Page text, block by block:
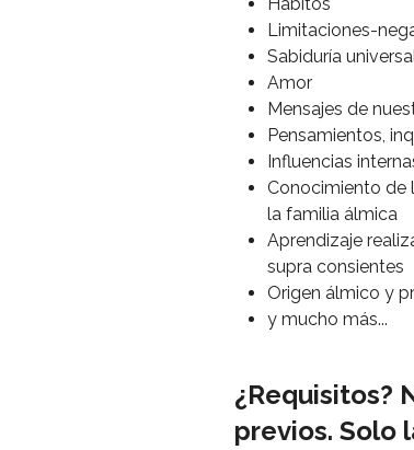
Limitaciones-
Sabiduría
Amor
Mensajes de
Pensamientos,
Influencias
Conocimiento de
la familia álmica
Aprendizaje
supra consientes
Origen álmico y
y mucho más...
¿Requisitos?
previos. Solo